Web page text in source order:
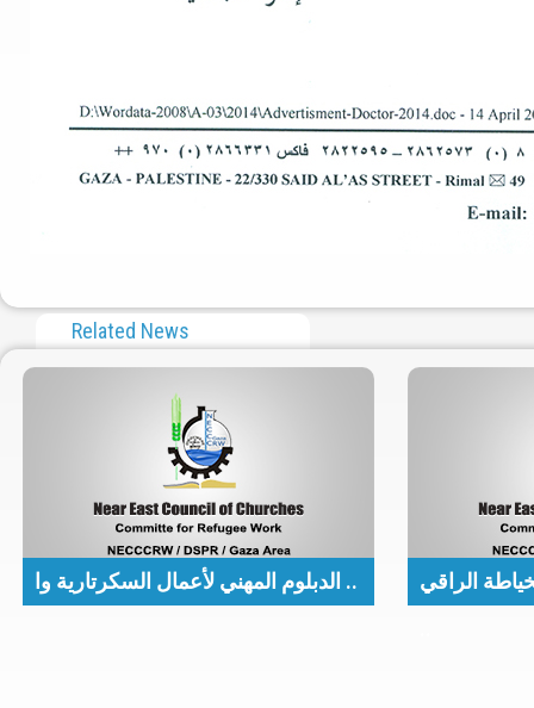
Related News
الدبلوم المهني لأعمال السكرتارية وا ..
الراقي